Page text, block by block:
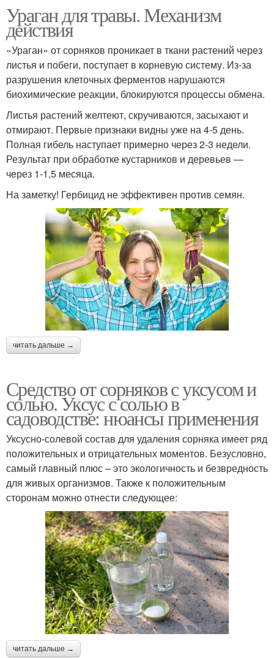
Ураган для травы. Механизм
действия
«Ураган» от сорняков проникает в ткани растений через
листья и побеги, поступает в корневую систему. Из-за
разрушения клеточных ферментов нарушаются
биохимические реакции, блокируются процессы обмена.
Листья растений желтеют, скручиваются, засыхают и
отмирают. Первые признаки видны уже на 4-5 день.
Полная гибель наступает примерно через 2-3 недели.
Результат при обработке кустарников и деревьев —
через 1-1,5 месяца.
На заметку! Гербицид не эффективен против семян.
читать дальше →
Средство от сорняков с уксусом и
солью. Уксус с солью в
садоводстве: нюансы применения
Уксусно-солевой состав для удаления сорняка имеет ряд
положительных и отрицательных моментов. Безусловно,
самый главный плюс – это экологичность и безвредность
для живых организмов. Также к положительным
сторонам можно отнести следующее:
читать дальше →